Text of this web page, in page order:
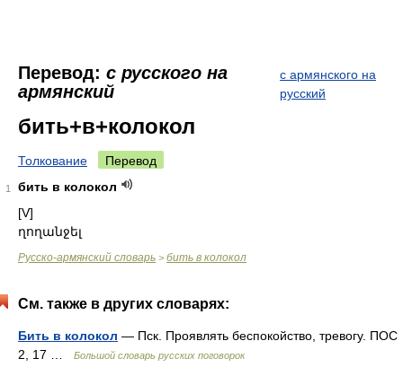
Перевод: с русского на
армянский
с армянского на
русский
бить+в+колокол
Толкование Перевод
1
бить в колокол
[V]
ղողանջել
Русско-армянский словарь > бить в колокол
См. также в других словарях:
Бить в колокол — Пск. Проявлять беспокойство, тревогу. ПОС
2, 17 …
Большой словарь русских поговорок